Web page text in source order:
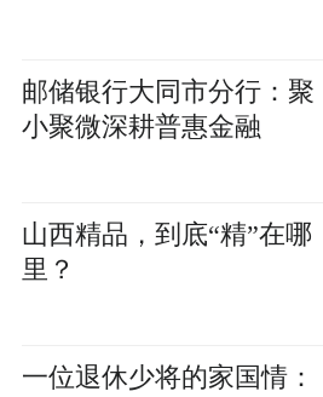
邮储银行大同市分行：聚
小聚微深耕普惠金融
山西精品，到底“精”在哪
里？
一位退休少将的家国情：